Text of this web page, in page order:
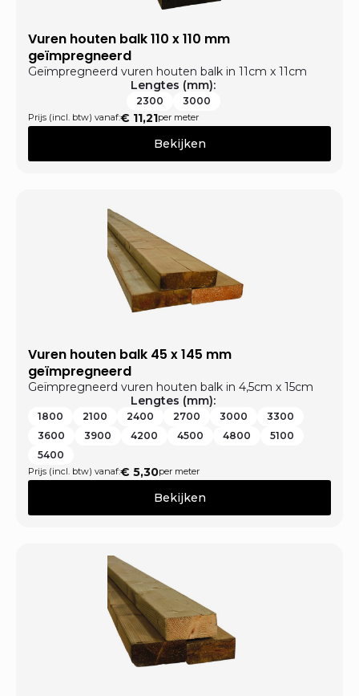
Vuren houten balk 110 x 110 mm
geïmpregneerd
Geïmpregneerd vuren houten balk in 11cm x 11cm
Lengtes (mm):
2300 3000
Prijs (incl. btw) vanaf:€ 11,21per meter
Bekijken
Vuren houten balk 45 x 145 mm
geïmpregneerd
Geïmpregneerd vuren houten balk in 4,5cm x 15cm
Lengtes (mm):
1800 2100 2400 2700 3000
3300
3600
3900 4200 4500 4800
5100
5400
Prijs (incl. btw) vanaf:€ 5,30per meter
Bekijken